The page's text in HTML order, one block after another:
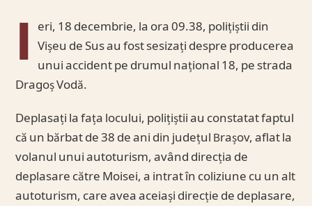
I eri, 18 decembrie, la ora 09.38, polițiștii din
Vișeu de Sus au fost sesizați despre producerea
unui accident pe drumul național 18, pe strada
Dragoș Vodă.
Deplasați la fața locului, polițiștii au constatat faptul
că un bărbat de 38 de ani din județul Brașov, aflat la
volanul unui autoturism, având direcția de
deplasare către Moisei, a intrat în coliziune cu un alt
autoturism, care avea aceiași direcție de deplasare,